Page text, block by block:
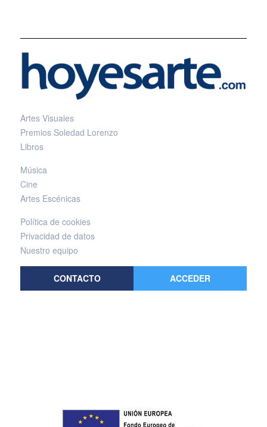
Artes Visuales
Premios Soledad Lorenzo
Libros
Música
Cine
Artes Escénicas
Política de cookies
Privacidad de datos
Nuestro equipo
CONTACTO ACCEDER